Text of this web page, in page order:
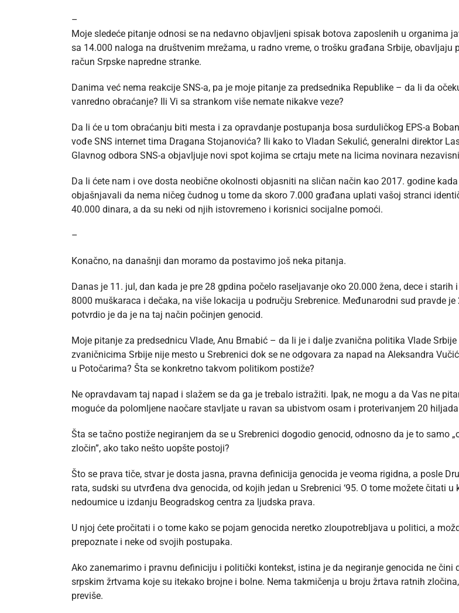
–
Moje sledeće pitanje odnosi se na nedavno objavljeni spisak botova zaposlenih u organima
sa 14.000 naloga na društvenim mrežama, u radno vreme, o trošku građana Srbije, obavljaju
račun Srpske napredne stranke.
Danima već nema reakcije SNS-a, pa je moje pitanje za predsednika Republike – da li da
vanredno obraćanje? Ili Vi sa strankom više nemate nikakve veze?
Da li će u tom obraćanju biti mesta i za opravdanje postupanja bosa surduličkog EPS-a
vođe SNS internet tima Dragana Stojanovića? Ili kako to Vladan Sekulić, generalni direktor
Glavnog odbora SNS-a objavljuje novi spot kojima se crtaju mete na licima novinara
Da li ćete nam i ove dosta neobične okolnosti objasniti na sličan način kao 2017. godine
objašnjavali da nema ničeg čudnog u tome da skoro 7.000 građana uplati vašoj stranci
40.000 dinara, a da su neki od njih istovremeno i korisnici socijalne pomoći.
–
Konačno, na današnji dan moramo da postavimo još neka pitanja.
Danas je 11. jul, dan kada je pre 28 gpdina počelo raseljavanje oko 20.000 žena, dece i starih
8000 muškaraca i dečaka, na više lokacija u području Srebrenice. Međunarodni sud pravde je
potvrdio je da je na taj način počinjen genocid.
Moje pitanje za predsednicu Vlade, Anu Brnabić – da li je i dalje zvanična politika Vlade Srbije
zvaničnicima Srbije nije mesto u Srebrenici dok se ne odgovara za napad na Aleksandra
u Potočarima? Šta se konkretno takvom politikom postiže?
Ne opravdavam taj napad i slažem se da ga je trebalo istražiti. Ipak, ne mogu a da Vas ne
moguće da polomljene naočare stavljate u ravan sa ubistvom osam i proterivanjem 20
Šta se tačno postiže negiranjem da se u Srebrenici dogodio genocid, odnosno da je to samo
zločin”, ako tako nešto uopšte postoji?
Što se prava tiče, stvar je dosta jasna, pravna definicija genocida je veoma rigidna, a posle
rata, sudski su utvrđena dva genocida, od kojih jedan u Srebrenici ‘95. O tome možete čitati u
nedoumice u izdanju Beogradskog centra za ljudska prava.
U njoj ćete pročitati i o tome kako se pojam genocida neretko zloupotrebljava u politici, a
prepoznate i neke od svojih postupaka.
Ako zanemarimo i pravnu definiciju i politički kontekst, istina je da negiranje genocida ne čini
srpskim žrtvama koje su itekako brojne i bolne. Nema takmičenja u broju žrtava ratnih
previše.